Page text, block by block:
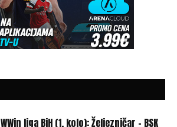
WWin liga BiH (1. kolo): Željezničar – BSK